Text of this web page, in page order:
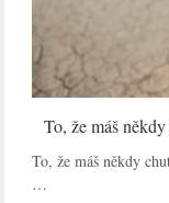
To, že máš
To, že máš někdy
…